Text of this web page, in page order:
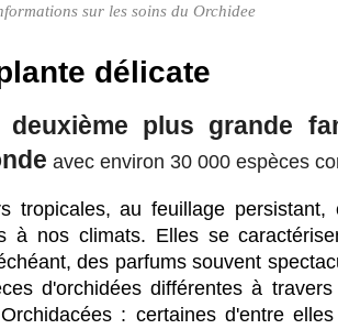
sur les soins du Orchidee
délicate
deuxième plus grande
avec environ 30 000 espèces
tropicales, au feuillage
à nos climats. Elles se
des parfums souvent
d'orchidées différentes à
: certaines d'entre